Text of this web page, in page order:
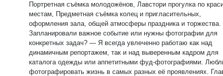
Портретная съёмка молодожёнов, Лавстори прогулка по
местам, Предметная съёмка колец и пригласительных,
оформления зала, общей атмосферы праздника и торжества.
Запланировали важное событие или нужны фотографии для
конкретных задач? — Я всегда увлеченно работаю как над
динамичным репортажем, так и над выверенным кадром для
каталога одежды или аппетитными фуд-фотографиями.
фотографировать жизнь в самых разных её проявлениях. Главное